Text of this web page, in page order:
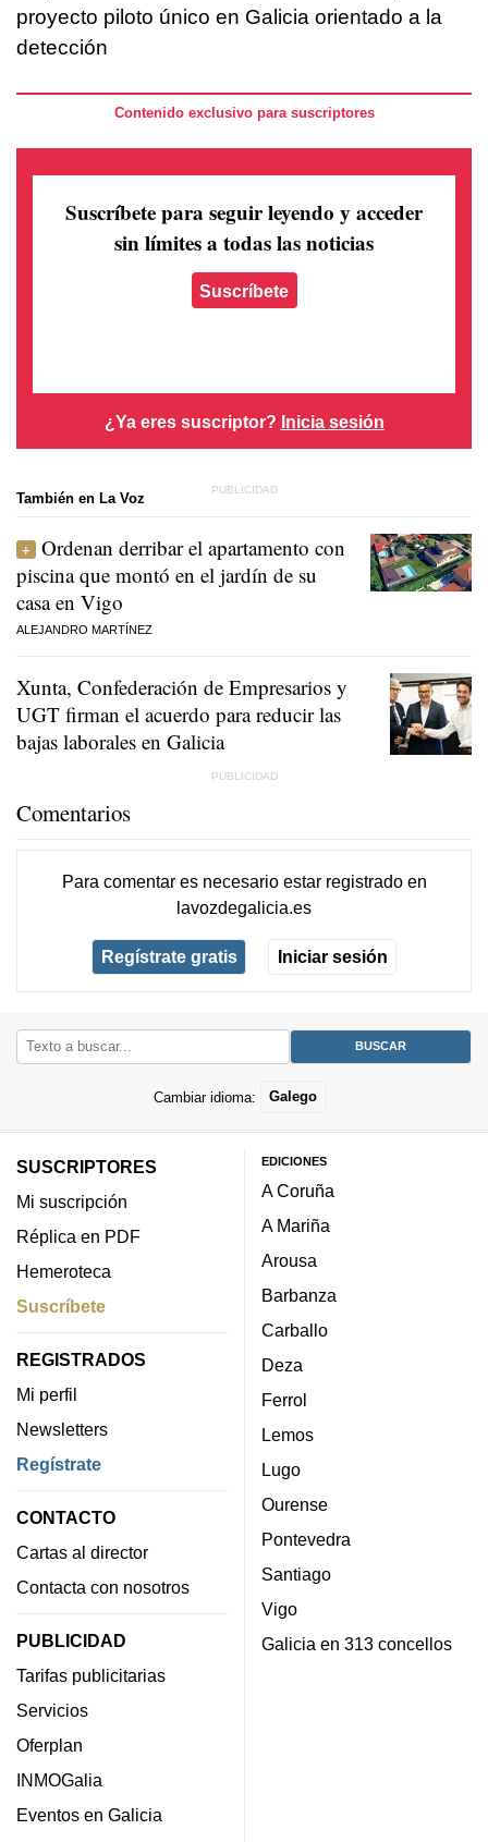
proyecto piloto único en Galicia orientado a la
detección
Contenido exclusivo para suscriptores
Suscríbete para seguir leyendo y acceder
sin límites a todas las noticias
Suscríbete
¿Ya eres suscriptor? Inicia sesión
También en La Voz
Ordenan derribar el apartamento con
piscina que montó en el jardín de su
casa en Vigo
ALEJANDRO MARTÍNEZ
Xunta, Confederación de Empresarios y
UGT firman el acuerdo para reducir las
bajas laborales en Galicia
Comentarios
Para comentar es necesario estar registradoen
lavozdegalicia.es
Regístrate gratis Iniciar sesión
Cambiar idioma: Galego
SUSCRIPTORES
Mi suscripción
Réplica en PDF
Hemeroteca
Suscríbete
REGISTRADOS
Mi perfil
Newsletters
Regístrate
CONTACTO
Cartas al director
Contacta con nosotros
PUBLICIDAD
Tarifas publicitarias
Servicios
Oferplan
INMOGalia
Eventos en Galicia
EDICIONES
A Coruña
A Mariña
Arousa
Barbanza
Carballo
Deza
Ferrol
Lemos
Lugo
Ourense
Pontevedra
Santiago
Vigo
Galicia en 313 concellos